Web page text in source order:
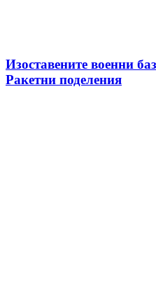
Изоставените военни
Ракетни поделения